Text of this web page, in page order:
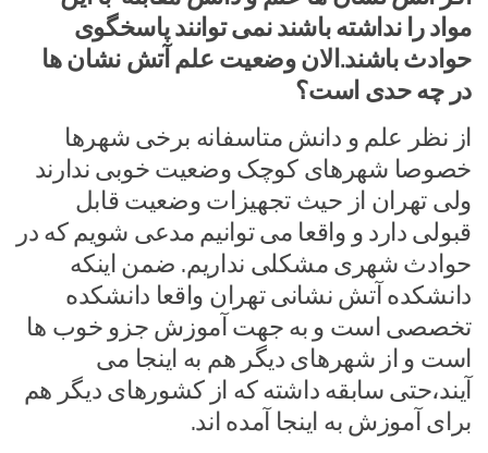
مواد را نداشته باشند نمی توانند پاسخگوی
حوادث باشند.الان وضعیت علم آتش نشان ها
در چه حدی است؟
از نظر علم و دانش متاسفانه برخی شهرها
خصوصا شهرهای کوچک وضعیت خوبی ندارند
ولی تهران از حیث تجهیزات وضعیت قابل
قبولی دارد و واقعا می توانیم مدعی شویم که در
حوادث شهری مشکلی نداریم. ضمن اینکه
دانشکده آتش نشانی تهران واقعا دانشکده
تخصصی است و به جهت آموزش جزو خوب ها
است و از شهرهای دیگر هم به اینجا می
آیند،حتی سابقه داشته که از کشورهای دیگر هم
برای آموزش به اینجا آمده اند.